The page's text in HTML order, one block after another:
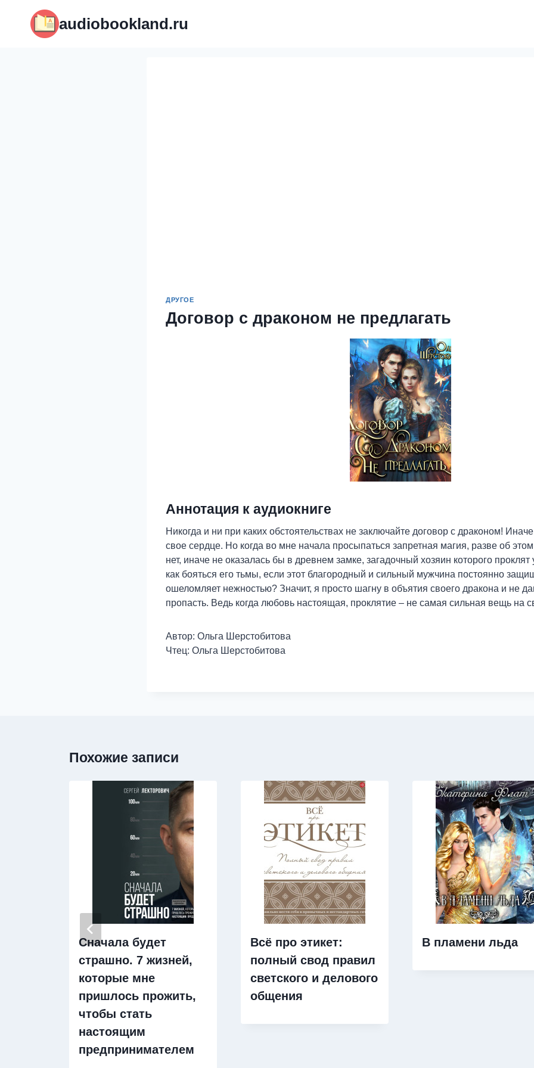
содержимому
audiobookland.ru
ДРУГОЕ
Договор с драконом не предлагать
Аннотация к аудиокниге
Никогда и ни при каких обстоятельствах не заключайте договор с драконом!
свое сердце. Но когда во мне начала просыпаться запретная магия, разве об
нет, иначе не оказалась бы в древнем замке, загадочный хозяин которого проклят
как бояться его тьмы, если этот благородный и сильный мужчина постоянно
ошеломляет нежностью? Значит, я просто шагну в объятия своего дракона и не
пропасть. Ведь когда любовь настоящая, проклятие – не самая сильная вещь на
Автор: Ольга Шерстобитова
Чтец: Ольга Шерстобитова
Похожие записи
Сначала будет
страшно. 7 жизней,
которые мне
пришлось прожить,
чтобы стать
настоящим
предпринимателем
Всё про этикет:
полный свод правил
светского и делового
общения
В пламени льда